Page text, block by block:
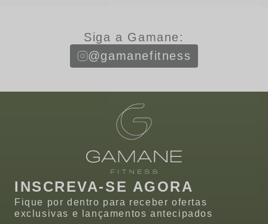
Siga a Gamane:
@gamanefitness
INSCREVA-SE AGORA
Fique por dentro para receber ofertas
exclusivas e lançamentos antecipados